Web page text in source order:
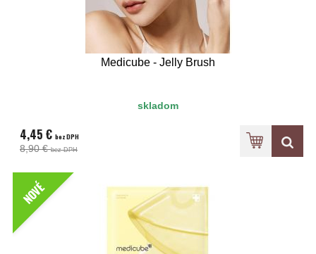
Medicube - Jelly Brush
skladom
4,45 € bez DPH
8,90 €bez DPH
NOVÉ